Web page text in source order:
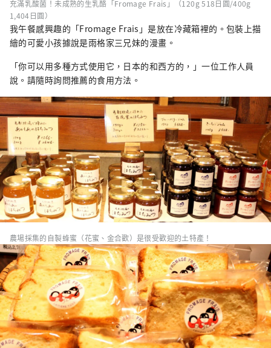
充滿乳酸菌！未成熟的生乳酪「Fromage Frais」（120g 518日圓/400g
1,404日圓）
我午餐感興趣的「Fromage Frais」是放在冷藏箱裡的。包裝上描
繪的可愛小孩據說是雨格家三兄妹的漫畫。
「你可以用多種方式使用它，日本的和西方的，」一位工作人員
說。請隨時詢問推薦的食用方法。
農場採集的自製蜂蜜（花蜜、金合歡）是很受歡迎的土特產！